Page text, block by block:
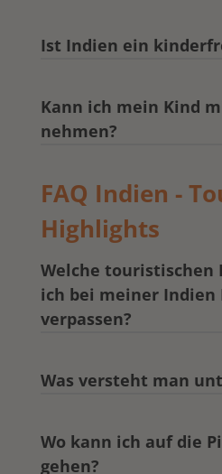
Ist Indien ein
Kann ich mein Kind
nehmen?
FAQ Indien -
Highlights
Welche touristischen
ich bei meiner Indien
verpassen?
Was versteht man
Wo kann ich auf die
gehen?